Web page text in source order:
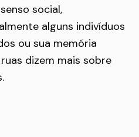
social,
alguns indivíduos
ou sua memória
dizem mais sobre